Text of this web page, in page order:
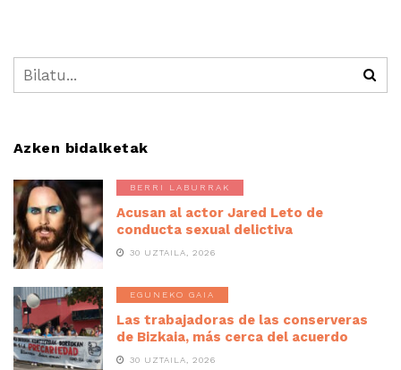
Azken bidalketak
BERRI LABURRAK
Acusan al actor Jared Leto de
conducta sexual delictiva
30 UZTAILA, 2026
EGUNEKO GAIA
Las trabajadoras de las conserveras
de Bizkaia, más cerca del acuerdo
30 UZTAILA, 2026